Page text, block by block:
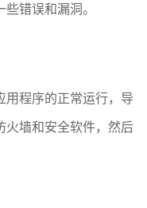
错误和漏洞。
用程序的正常运行，导
火墙和安全软件，然后